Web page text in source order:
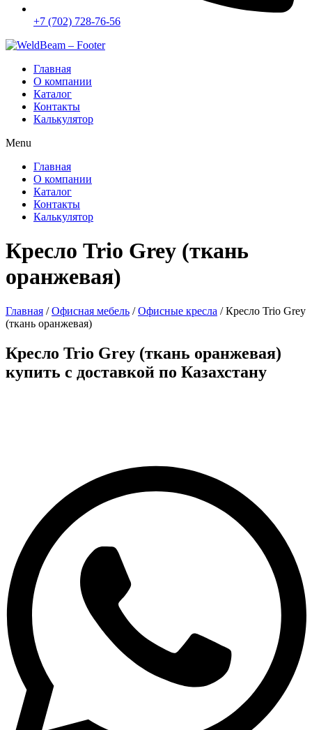
+7 (702) 728-76-56
Главная
О компании
Каталог
Контакты
Калькулятор
Menu
Главная
О компании
Каталог
Контакты
Калькулятор
Кресло Trio Grey (ткань
оранжевая)
Главная /Офисная мебель /Офисные кресла / Кресло Trio Grey
(ткань оранжевая)
Кресло Trio Grey (ткань оранжевая)
купить с доставкой по Казахстану